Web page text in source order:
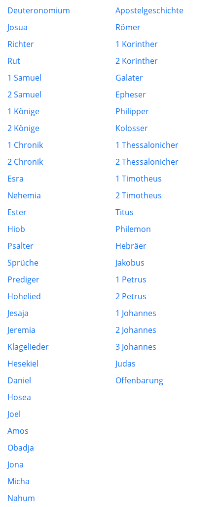
Deuteronomium
Josua
Richter
Rut
1 Samuel
2 Samuel
1 Könige
2 Könige
1 Chronik
2 Chronik
Esra
Nehemia
Ester
Hiob
Psalter
Sprüche
Prediger
Hohelied
Jesaja
Jeremia
Klagelieder
Hesekiel
Daniel
Hosea
Joel
Amos
Obadja
Jona
Micha
Nahum
Apostelgeschichte
Römer
1 Korinther
2 Korinther
Galater
Epheser
Philipper
Kolosser
1 Thessalonicher
2 Thessalonicher
1 Timotheus
2 Timotheus
Titus
Philemon
Hebräer
Jakobus
1 Petrus
2 Petrus
1 Johannes
2 Johannes
3 Johannes
Judas
Offenbarung